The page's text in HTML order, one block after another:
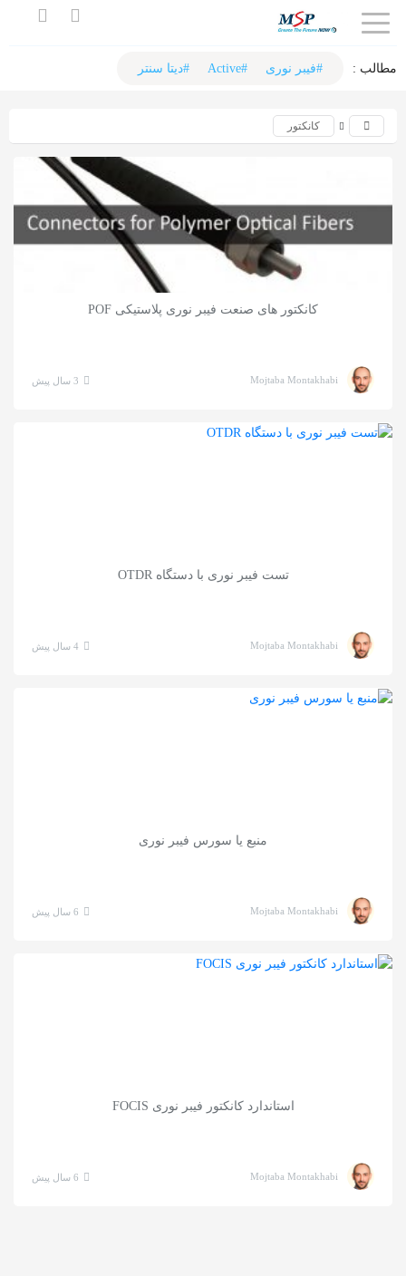
اشتراک
استفاده
زیر
می‌توانید
خود
اشتراک
مطالب :‌ #فیبر نوری #Active #دیتا سنتر
کانکتور
کانکتور های صنعت فیبر نوری پلاستیکی POF
Mojtaba Montakhabi 3 سال پیش
تست فیبر نوری با دستگاه OTDR
Mojtaba Montakhabi 4 سال پیش
منبع یا سورس فیبر نوری
Mojtaba Montakhabi 6 سال پیش
استاندارد کانکتور فیبر نوری FOCIS
Mojtaba Montakhabi 6 سال پیش